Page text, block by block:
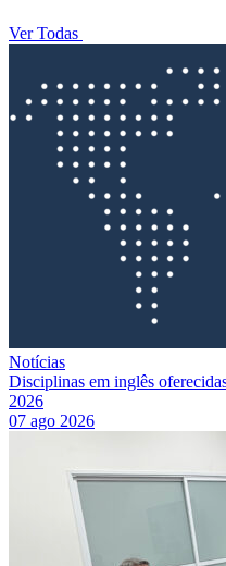
Ver Todas
Notícias
Disciplinas em inglês
2026
07 ago 2026